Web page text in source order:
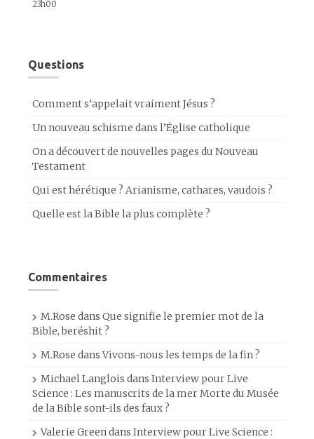
23h00
Questions
Comment s’appelait vraiment Jésus ?
Un nouveau schisme dans l’Église catholique
On a découvert de nouvelles pages du Nouveau
Testament
Qui est hérétique ? Arianisme, cathares, vaudois ?
Quelle est la Bible la plus complète ?
Commentaires
M.Rose dans Que signifie le premier mot de la
Bible, beréshit ?
M.Rose dansVivons-nous les temps de la fin ?
Michael Langlois dans Interview pour Live
Science : Les manuscrits de la mer Morte du Musée
de la Bible sont-ils des faux ?
Valerie Greendans Interview pour Live Science :